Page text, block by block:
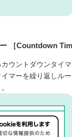
［Countdown
ウントダウンタイ
マーを繰り返しル